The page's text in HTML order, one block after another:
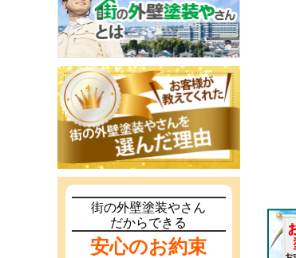
街の外壁塗装やさん
だからできる
安心のお約束